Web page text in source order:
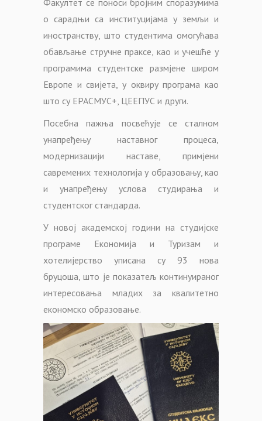
Факултет се поноси бројним споразумима
о сарадњи са институцијама у земљи и
иностранству, што студентима омогућава
обављање стручне праксе, као и учешће у
програмима студентске размјене широм
Европе и свијета, у оквиру програма као
што су ЕРАСМУС+, ЦЕЕПУС и други.
Посебна пажња посвећује се сталном
унапређењу наставног процеса,
модернизацији наставе, примјени
савремених технологија у образовању, као
и унапређењу услова студирања и
студентског стандарда.
У новој академској години на студијске
програме Економија и Туризам и
хотелијерство уписана су 93 нова
бруцоша, што је показатељ континуираног
интересовања младих за квалитетно
економско образовање.